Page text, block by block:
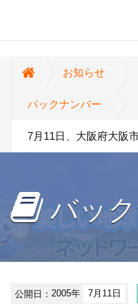
お知らせ
バックナンバー
7月11日、大阪府大阪
バッ
公開日：2005年 7月11日